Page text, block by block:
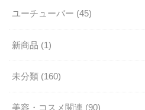
ユーチューバー (45)
新商品 (1)
未分類 (160)
美容・コスメ関連 (90)